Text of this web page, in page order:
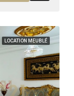
LOCATION MEUBLÉ